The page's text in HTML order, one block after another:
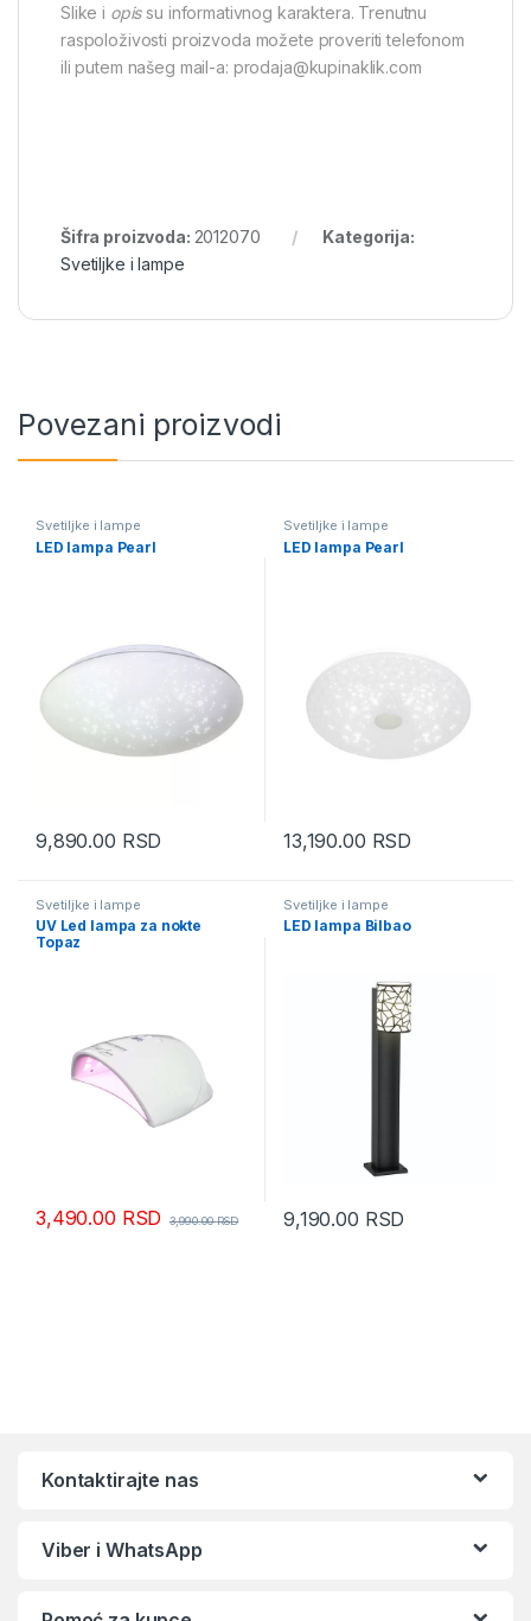
Slike i opissu informativnog karaktera. Trenutnu
raspoloživosti proizvoda možete proveriti telefonom
ili putem našeg mail-a: prodaja@kupinaklik.com
Šifra proizvoda: 2012070
Kategorija:
Svetiljke i lampe
Povezani proizvodi
Svetiljke i lampe
LED lampa Pearl
9,890.00 RSD
Svetiljke i lampe
LED lampa Pearl
13,190.00 RSD
Svetiljke i lampe
UV Led lampa za nokte
Topaz
3,490.00 RSD 3,990.00RSD
Svetiljke i lampe
LED lampa Bilbao
9,190.00 RSD
Kontaktirajte nas
Viber i WhatsApp